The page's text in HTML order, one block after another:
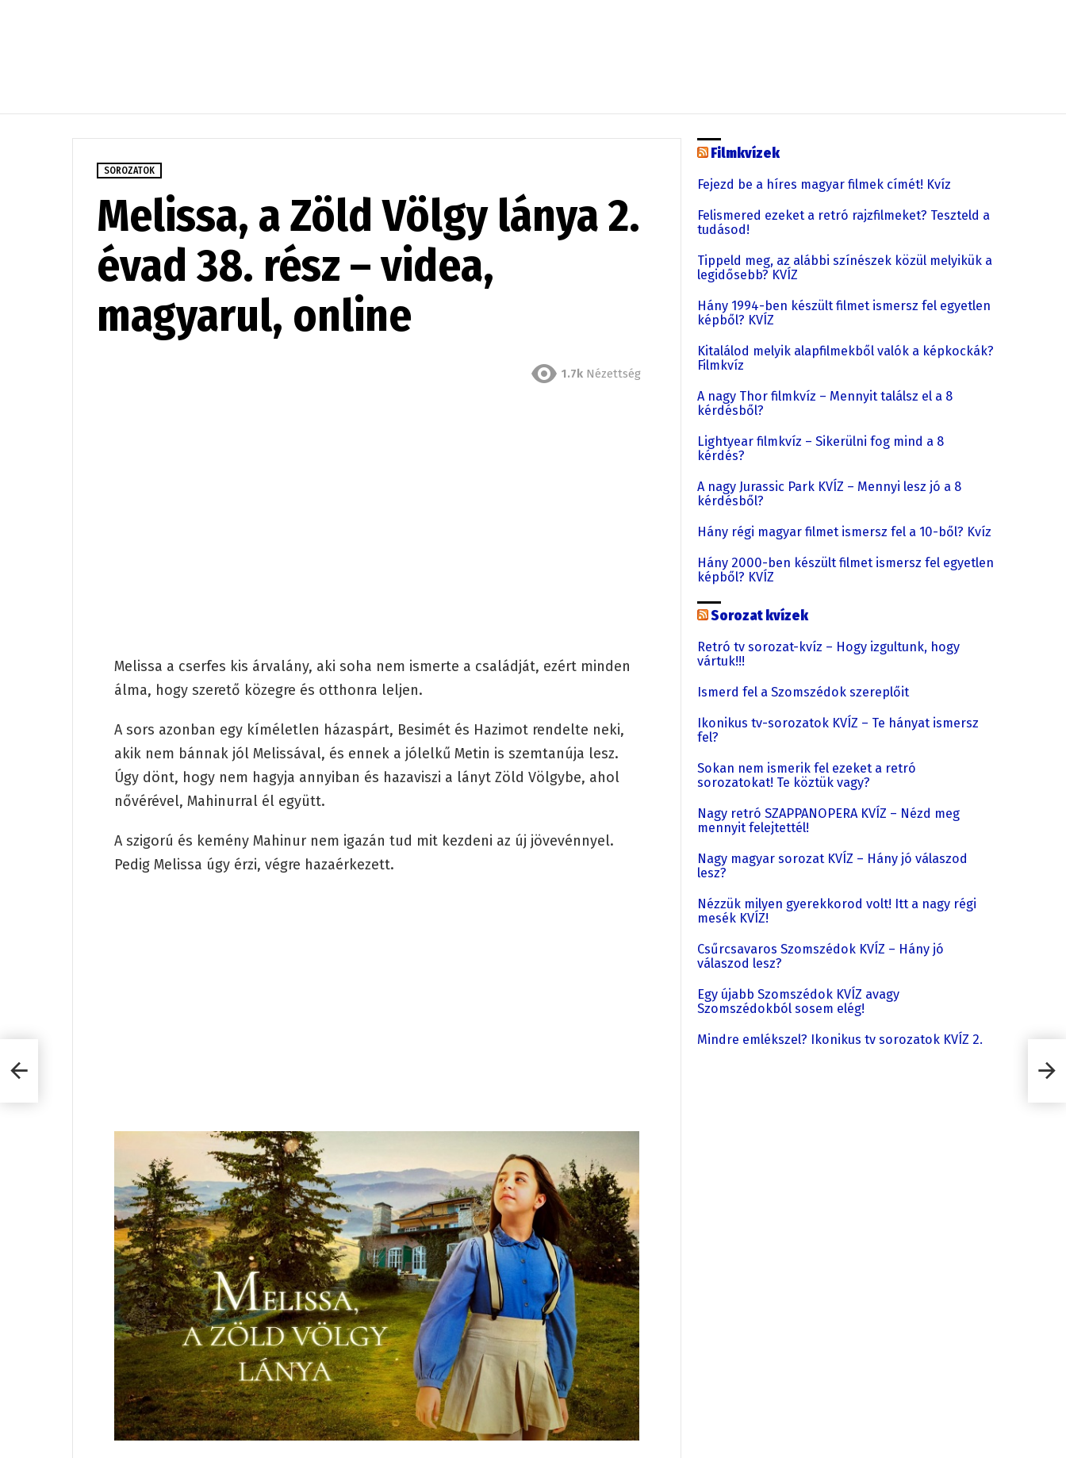
SOROZATOK
Melissa, a Zöld Völgy lánya 2.
évad 38. rész – videa,
magyarul, online
1.7k Nézettség
Melissa a cserfes kis árvalány, aki soha nem ismerte a családját, ezért minden
álma, hogy szerető közegre és otthonra leljen.
A sors azonban egy kíméletlen házaspárt, Besimét és Hazimot rendelte neki,
akik nem bánnak jól Melissával, és ennek a jólelkű Metin is szemtanúja lesz.
Úgy dönt, hogy nem hagyja annyiban és hazaviszi a lányt Zöld Völgybe, ahol
nővérével, Mahinurral él együtt.
A szigorú és kemény Mahinur nem igazán tud mit kezdeni az új jövevénnyel.
Pedig Melissa úgy érzi, végre hazaérkezett.
Filmkvízek
Fejezd be a híres magyar filmek címét! Kvíz
Felismered ezeket a retró rajzfilmeket? Teszteld a
tudásod!
Tippeld meg, az alábbi színészek közül melyikük a
legidősebb? KVÍZ
Hány 1994-ben készült filmet ismersz fel egyetlen
képből? KVÍZ
Kitalálod melyik alapfilmekből valók a képkockák?
Filmkvíz
A nagy Thor filmkvíz – Mennyit találsz el a 8
kérdésből?
Lightyear filmkvíz – Sikerülni fog mind a 8
kérdés?
A nagy Jurassic Park KVÍZ – Mennyi lesz jó a 8
kérdésből?
Hány régi magyar filmet ismersz fel a 10-ből? Kvíz
Hány 2000-ben készült filmet ismersz fel egyetlen
képből? KVÍZ
Sorozat kvízek
Retró tv sorozat-kvíz – Hogy izgultunk, hogy
vártuk!!!
Ismerd fel a Szomszédok szereplőit
Ikonikus tv-sorozatok KVÍZ – Te hányat ismersz
fel?
Sokan nem ismerik fel ezeket a retró
sorozatokat! Te köztük vagy?
Nagy retró SZAPPANOPERA KVÍZ – Nézd meg
mennyit felejtettél!
Nagy magyar sorozat KVÍZ – Hány jó válaszod
lesz?
Nézzük milyen gyerekkorod volt! Itt a nagy régi
mesék KVÍZ!
Csűrcsavaros Szomszédok KVÍZ – Hány jó
válaszod lesz?
Egy újabb Szomszédok KVÍZ avagy
Szomszédokból sosem elég!
Mindre emlékszel? Ikonikus tv sorozatok KVÍZ 2.